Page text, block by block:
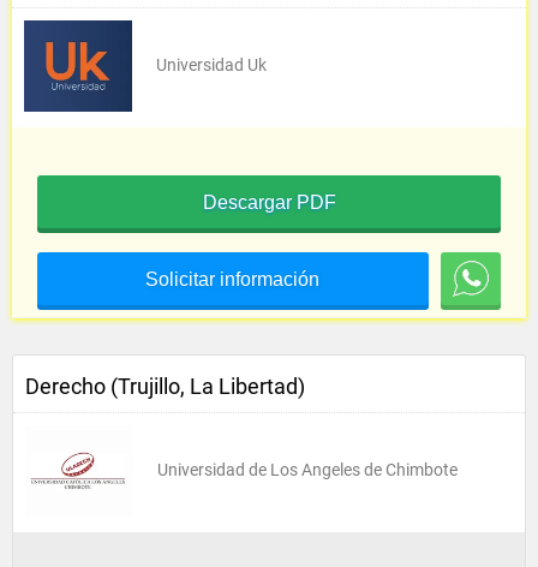
Universidad Uk
Descargar PDF
Solicitar información
Derecho (Trujillo, La Libertad)
Universidad de Los Angeles de Chimbote